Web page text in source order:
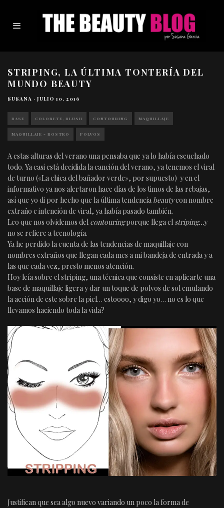
STRIPING, LA ÚLTIMA TONTERÍA DEL
MUNDO BEAUTY
SUSANA · JULIO 10, 2016
BASE COLORETE, BLUSH CONTOURING MAQUILLAJE
MAQUILLAJE - ROSTRO POLVOS
A estas alturas del verano una pensaba que ya lo había escuchado
todo. Ya casi está decidida la canción del verano, ya tenemos el viral
de turno («La chica del bañador verde», por supuesto) y en el
informativo ya nos alertaron hace días de los timos de las rebajas,
así que yo di por hecho que la última tendencia beautycon nombre
extraño e intención de viral, ya había pasado también.
Leo que nos olvidemos del contouringporque llega el striping…y
no se refiere a tecnología.
Ya he perdido la cuenta de las tendencias de maquillaje con
nombres extraños que llegan cada mes a mi bandeja de entrada y a
las que cada vez, presto menos atención.
Hoy leía sobre el striping, una técnica que consiste en aplicarte una
base de maquillaje ligera y dar un toque de polvos de sol emulando
la acción de este sobre la piel… estoooo, y digo yo… no es lo que
llevamos haciendo toda la vida?
Justifican que sea algo nuevo variando un poco la forma de